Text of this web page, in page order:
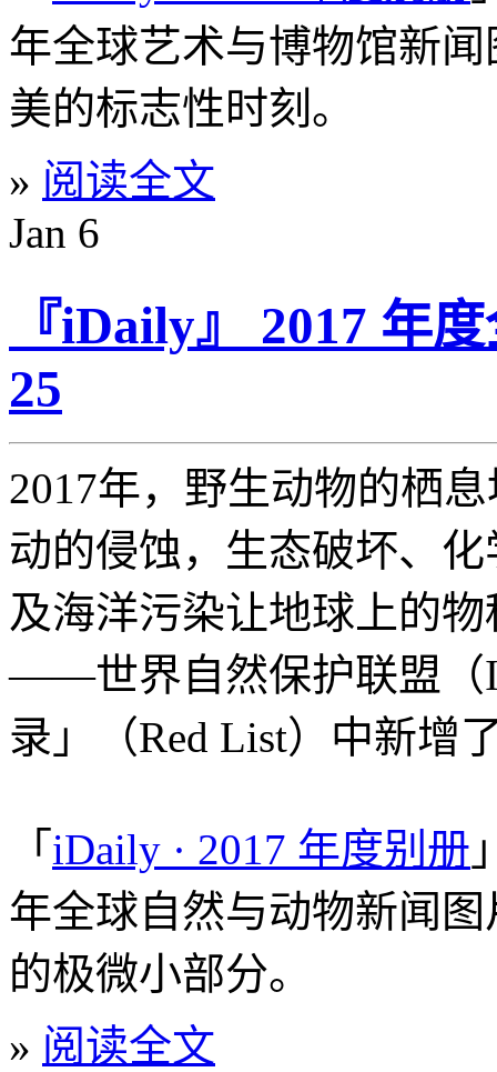
年全球艺术与博物馆新
美的标志性时刻。
» 阅读全文
Jan 6
『iDaily』 2017 年
25
2017年，野生动物的栖
动的侵蚀，生态破坏、
及海洋污染让地球上的
——世界自然保护联盟（
录」（Red List）中新增
「 iDaily · 2017 年度别册
年全球自然与动物新闻
的极微小部分。
» 阅读全文